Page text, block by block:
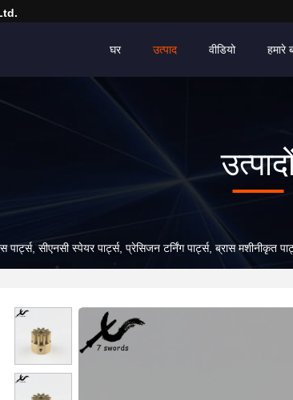
घर उत्पाद वीडियो हमारे
पार्ट्स, सीएनसी स्पेयर पार्ट्स, प्रेसिजन टर्निंग पार्ट्स, ब्रास मशीनीकृत